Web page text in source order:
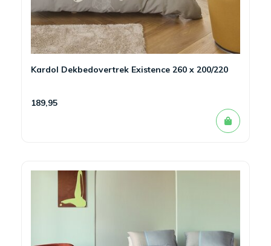
Kardol Dekbedovertrek Existence 260 x 200/220
189,95